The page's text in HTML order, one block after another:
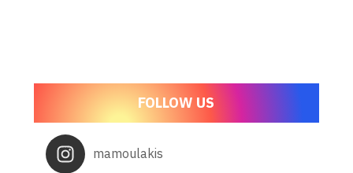
mamoulakis
FOLLOW US